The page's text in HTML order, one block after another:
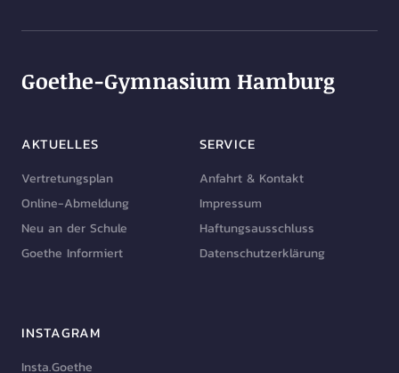
Goethe-Gymnasium Hamburg
AKTUELLES
Vertretungsplan
Online-Abmeldung
Neu an der Schule
Goethe Informiert
SERVICE
Anfahrt & Kontakt
Impressum
Haftungsausschluss
Datenschutzerklärung
INSTAGRAM
Insta.Goethe